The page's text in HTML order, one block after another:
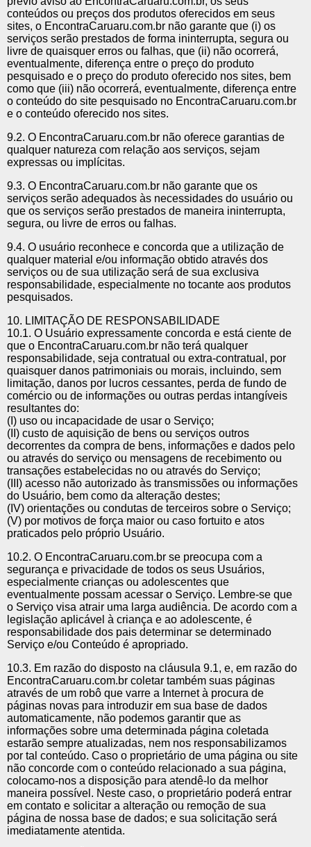
conteúdos ou preços dos produtos oferecidos em seus
sites, o EncontraCaruaru.com.br não garante que (i) os
serviços serão prestados de forma ininterrupta, segura ou
livre de quaisquer erros ou falhas, que (ii) não ocorrerá,
eventualmente, diferença entre o preço do produto
pesquisado e o preço do produto oferecido nos sites, bem
como que (iii) não ocorrerá, eventualmente, diferença entre
o conteúdo do site pesquisado no EncontraCaruaru.com.br
e o conteúdo oferecido nos sites.
9.2. O EncontraCaruaru.com.br não oferece garantias de
qualquer natureza com relação aos serviços, sejam
expressas ou implícitas.
9.3. O EncontraCaruaru.com.br não garante que os
serviços serão adequados às necessidades do usuário ou
que os serviços serão prestados de maneira ininterrupta,
segura, ou livre de erros ou falhas.
9.4. O usuário reconhece e concorda que a utilização de
qualquer material e/ou informação obtido através dos
serviços ou de sua utilização será de sua exclusiva
responsabilidade, especialmente no tocante aos produtos
pesquisados.
10. LIMITAÇÃO DE RESPONSABILIDADE
10.1. O Usuário expressamente concorda e está ciente de
que o EncontraCaruaru.com.br não terá qualquer
responsabilidade, seja contratual ou extra-contratual, por
quaisquer danos patrimoniais ou morais, incluindo, sem
limitação, danos por lucros cessantes, perda de fundo de
comércio ou de informações ou outras perdas intangíveis
resultantes do:
(I) uso ou incapacidade de usar o Serviço;
(II) custo de aquisição de bens ou serviços outros
decorrentes da compra de bens, informações e dados pelo
ou através do serviço ou mensagens de recebimento ou
transações estabelecidas no ou através do Serviço;
(III) acesso não autorizado às transmissões ou informações
do Usuário, bem como da alteração destes;
(IV) orientações ou condutas de terceiros sobre o Serviço;
(V) por motivos de força maior ou caso fortuito e atos
praticados pelo próprio Usuário.
10.2. O EncontraCaruaru.com.br se preocupa com a
segurança e privacidade de todos os seus Usuários,
especialmente crianças ou adolescentes que
eventualmente possam acessar o Serviço. Lembre-se que
o Serviço visa atrair uma larga audiência. De acordo com a
legislação aplicável à criança e ao adolescente, é
responsabilidade dos pais determinar se determinado
Serviço e/ou Conteúdo é apropriado.
10.3. Em razão do disposto na cláusula 9.1, e, em razão do
EncontraCaruaru.com.br coletar também suas páginas
através de um robô que varre a Internet à procura de
páginas novas para introduzir em sua base de dados
automaticamente, não podemos garantir que as
informações sobre uma determinada página coletada
estarão sempre atualizadas, nem nos responsabilizamos
por tal conteúdo. Caso o proprietário de uma página ou site
não concorde com o conteúdo relacionado a sua página,
colocamo-nos a disposição para atendê-lo da melhor
maneira possível. Neste caso, o proprietário poderá entrar
em contato e solicitar a alteração ou remoção de sua
página de nossa base de dados; e sua solicitação será
imediatamente atentida.